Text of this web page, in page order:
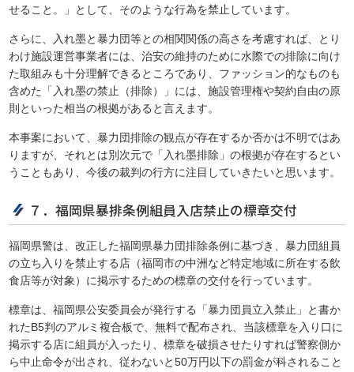
せること。」として、そのような行為を禁止しています。
さらに、入れ墨と暴力団等との相関関係の高さを考慮すれば、とり
わけ施設運営事業者には、治安の維持のために水際での排除に向け
た取組みも十分理解できるところであり、ファッション的なものも
含めた「入れ墨の禁止（排除）」には、施設管理権や契約自由の原
則といった相当の根拠があると言えます。
本事案において、暴力団排除の観点が存在するか否かは不明ではあ
りますが、それとは別次元で「入れ墨排除」の根拠が存在するとい
うこともあり、今後の裁判の行方に注目していきたいと思います。
７．福岡県暴排条例組員入店禁止の標章交付
福岡県警は、改正した福岡県暴力団排除条例に基づき、暴力団組員
の立ち入りを禁止する店（福岡市の中洲など特定地域に所在する飲
食店等が対象）に掲示するための標章の交付を行っています。
標章は、福岡県公安委員会が発行する「暴力団員立入禁止」と書か
れたB5判のアルミ複合板で、無料で配布され、当該標章を入り口に
掲示する店に組員が入ったり、標章を破損させたりすれば警察側か
ら中止命令が出され、従わないと50万円以下の罰金が科されること